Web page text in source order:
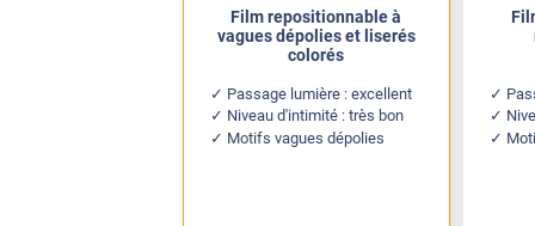
Film repositionnable à
vagues dépolies et liserés
colorés
Passage lumière : excellent
Niveau d'intimité : très bon
Motifs vagues dépolies